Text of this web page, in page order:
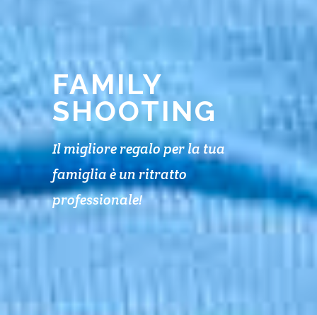
FAMILY
SHOOTING
Il migliore regalo per la tua
famiglia è un ritratto
professionale!